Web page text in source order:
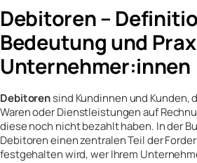
Debitoren –
Bedeutung und
Unternehmer:innen
Debitorensind Kundinnen und Kunden,
Waren oder Dienstleistungen auf
diese noch nicht bezahlt haben. In der
Debitoren einen zentralen Teil der
festgehalten wird, wer Ihrem